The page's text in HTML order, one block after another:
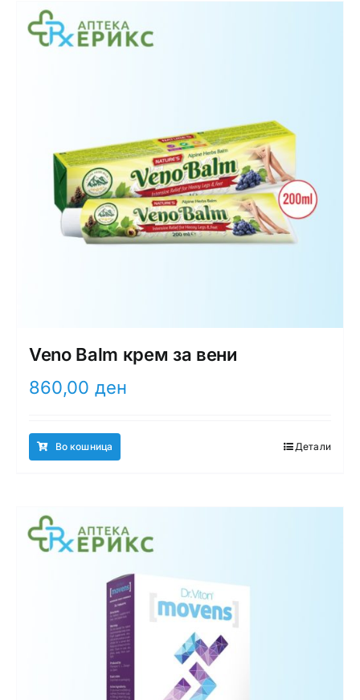
Veno Balm крем за вени
860,00 ден
Во кошница Детали